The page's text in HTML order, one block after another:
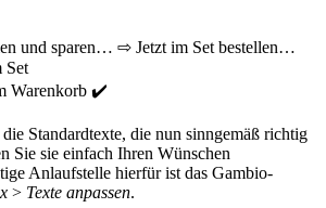
und sparen… ⇨ Jetzt im Set bestellen…
Set
Warenkorb ✔️
Standardtexte, die nun sinngemäß richtig
Sie sie einfach Ihren Wünschen
Anlaufstelle hierfür ist das Gambio-
> Texte anpassen.